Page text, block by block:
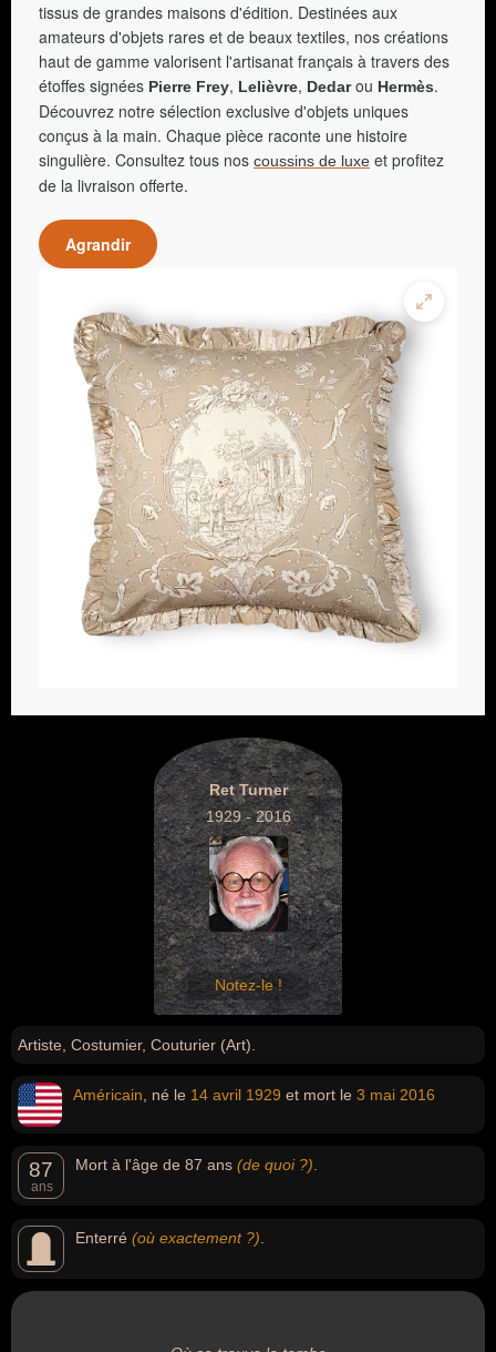
tissus de grandes maisons d'édition. Destinées aux
amateurs d'objets rares et de beaux textiles, nos créations
haut de gamme valorisent l'artisanat français à travers des
étoffes signées Pierre Frey, Lelièvre, Dedarou Hermès.
Découvrez notre sélection exclusive d'objets uniques
conçus à la main. Chaque pièce raconte une histoire
singulière. Consultez tous nos coussins de luxe et profitez
de la livraison offerte.
Agrandir
Ret Turner
1929 - 2016
Notez-le !
Artiste, Costumier, Couturier (Art).
Américain , né le 14 avril 1929 et mort le 3 mai 2016
87
ans
Mort à l'âge de 87 ans (de quoi ?)
Enterré (où exactement ?)